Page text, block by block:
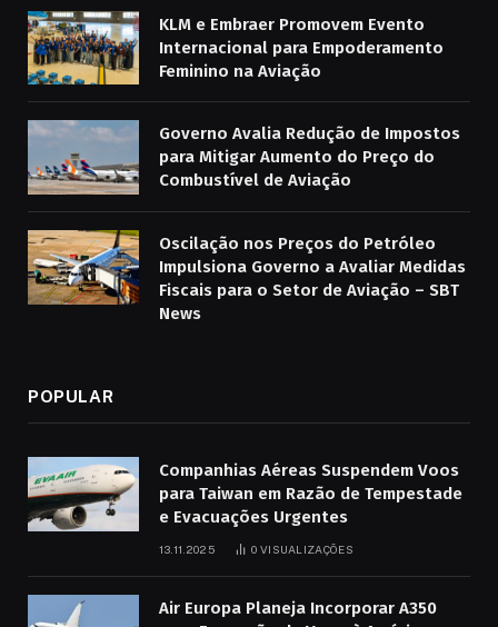
KLM e Embraer Promovem Evento
Internacional para Empoderamento
Feminino na Aviação
Governo Avalia Redução de Impostos
para Mitigar Aumento do Preço do
Combustível de Aviação
Oscilação nos Preços do Petróleo
Impulsiona Governo a Avaliar Medidas
Fiscais para o Setor de Aviação – SBT
News
POPULAR
Companhias Aéreas Suspendem Voos
para Taiwan em Razão de Tempestade
e Evacuações Urgentes
13.11.2025 0 VISUALIZAÇÕES
Air Europa Planeja Incorporar A350